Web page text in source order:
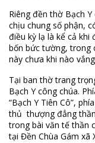
Riêng đền thờ Bạch
chịu chung số phận,
điều kỳ lạ là kể cả khi
bốn bức tường, trong
này chưa khi nào
Tại ban thờ trang
Bạch Y công chúa.
“Bạch Y Tiên Cô”,
thủ thượng đẳng
trong bài văn tế thần
tại Đền Chùa Gám xã